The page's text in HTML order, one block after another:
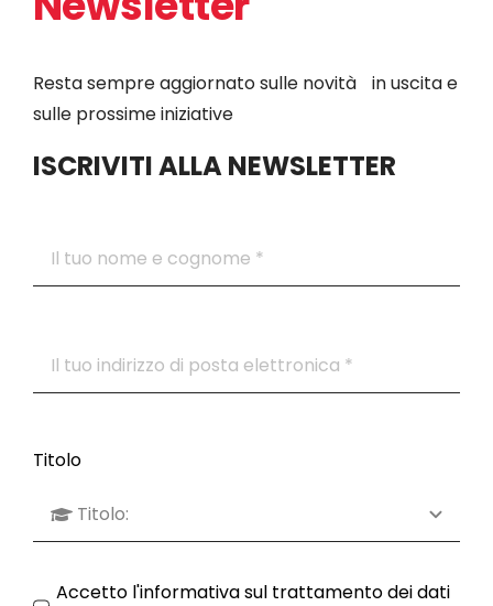
Resta sempre aggiornato sulle novità in uscita e
sulle prossime iniziative
ISCRIVITI ALLA NEWSLETTER
Titolo
Accetto l'informativa sul trattamento dei dati